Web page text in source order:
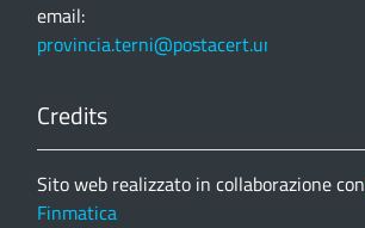
email:
provincia.terni@postacert.umbria.it
Credits
Sito web realizzato in collaborazione con
Finmatica